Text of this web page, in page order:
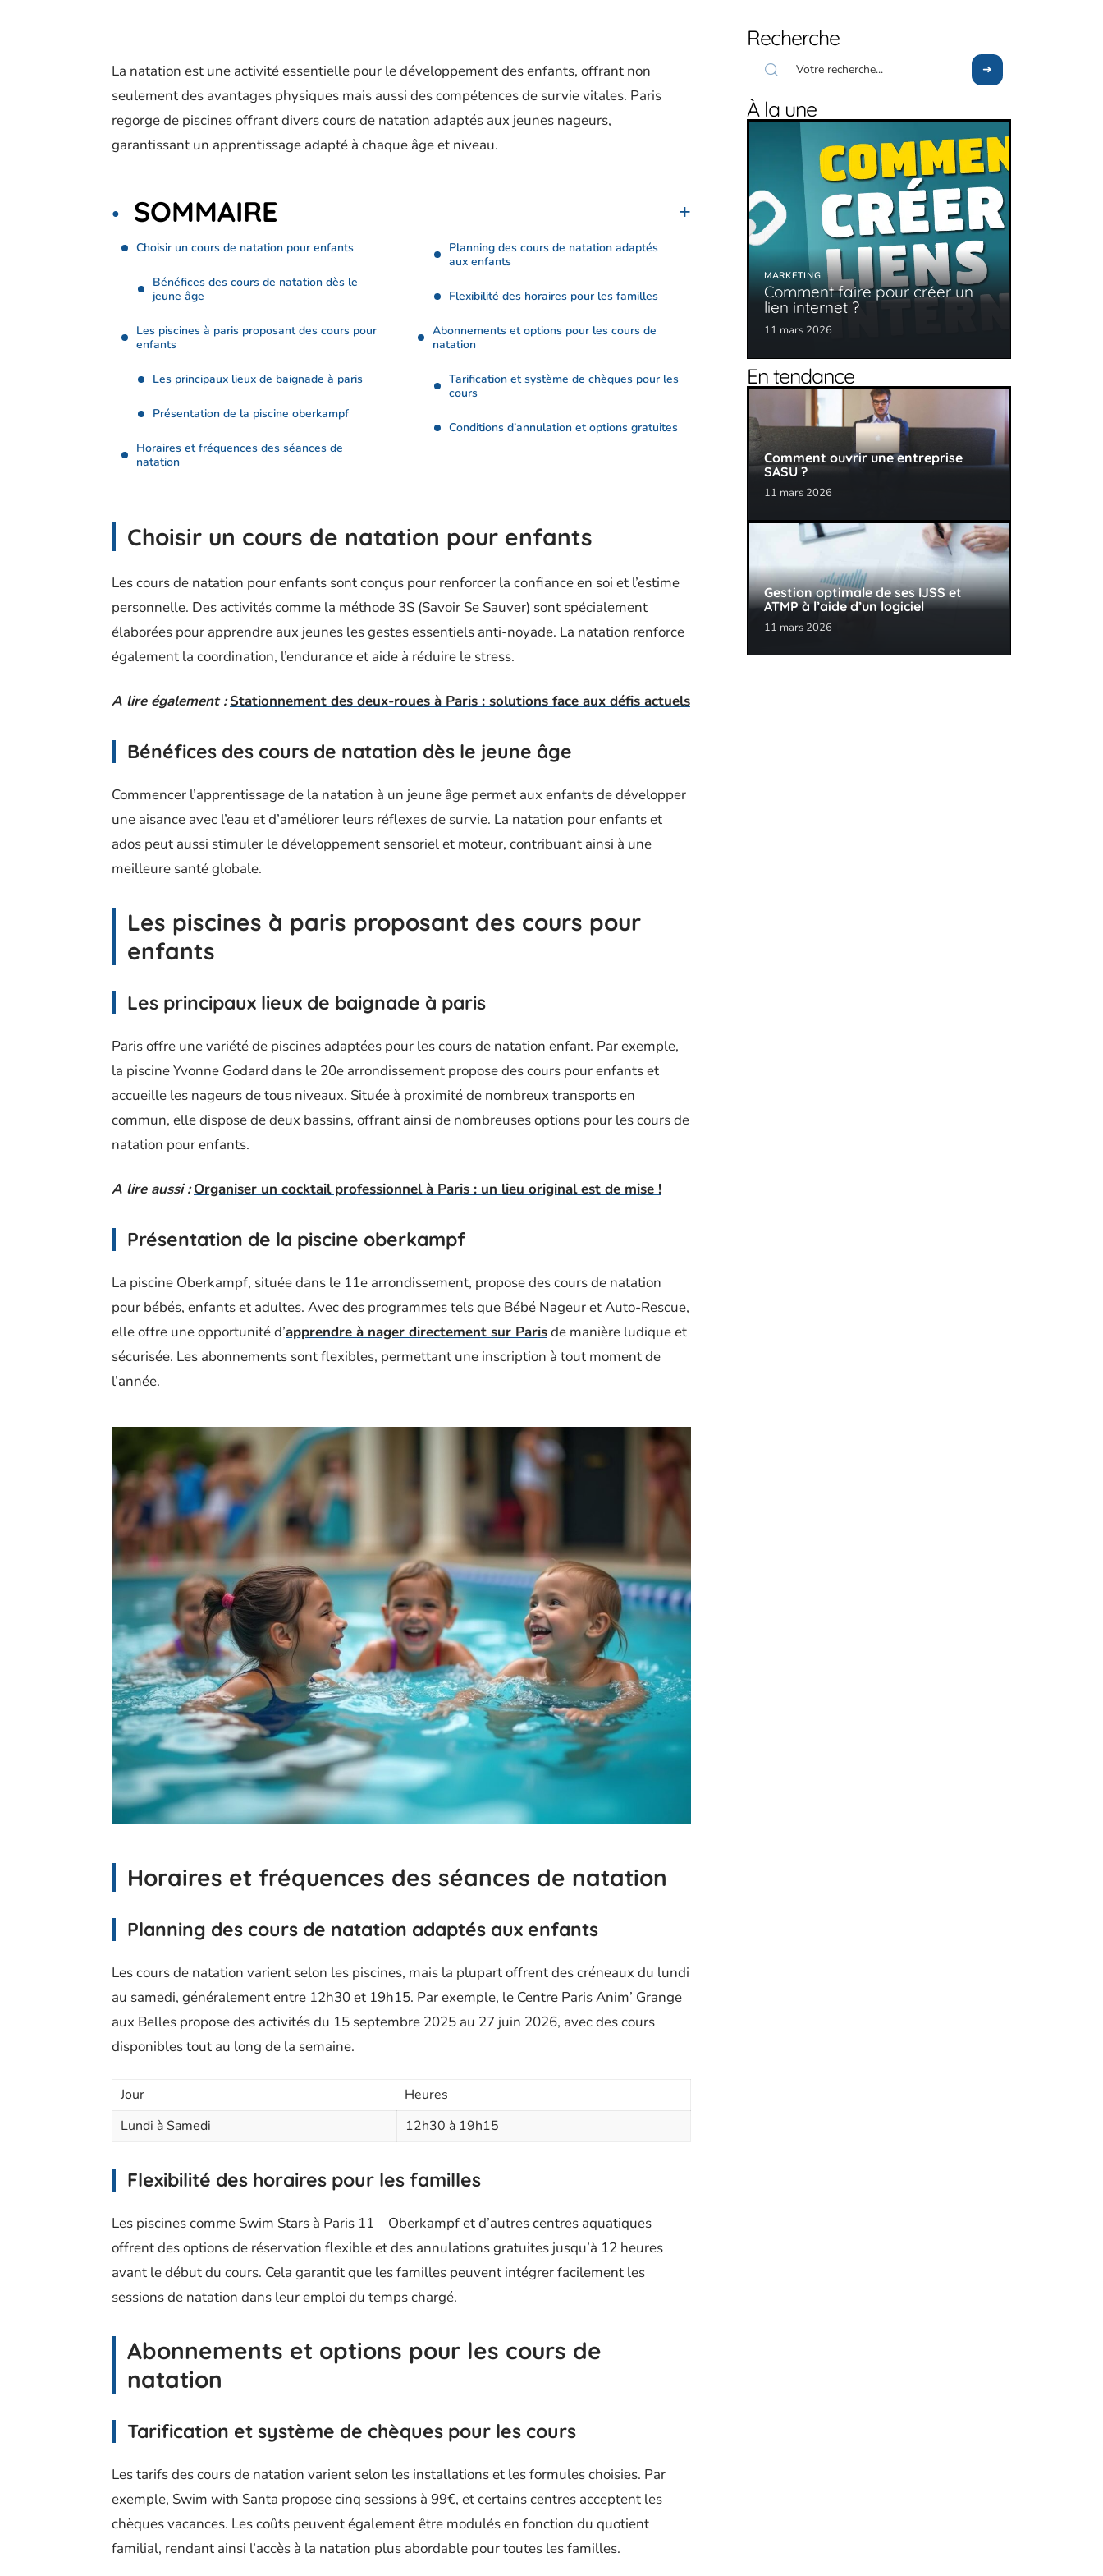
La natation est une activité essentielle pour le développement des enfants, offrant non
seulement des avantages physiques mais aussi des compétences de survie vitales. Paris
regorge de piscines offrant divers cours de natation adaptés aux jeunes nageurs,
garantissant un apprentissage adapté à chaque âge et niveau.
SOMMAIRE
Choisir un cours de natation pour enfants
Bénéfices des cours de natation dès le
jeune âge
Les piscines à paris proposant des cours pour
enfants
Les principaux lieux de baignade à paris
Présentation de la piscine oberkampf
Horaires et fréquences des séances de
natation
Planning des cours de natation adaptés
aux enfants
Flexibilité des horaires pour les familles
Abonnements et options pour les cours de
natation
Tarification et système de chèques pour les
cours
Conditions d’annulation et options gratuites
Choisir un cours de natation pour enfants
Les cours de natation pour enfants sont conçus pour renforcer la confiance en soi et l’estime
personnelle. Des activités comme la méthode 3S (Savoir Se Sauver) sont spécialement
élaborées pour apprendre aux jeunes les gestes essentiels anti-noyade. La natation renforce
également la coordination, l’endurance et aide à réduire le stress.
A lire également : Stationnement des deux-roues à Paris : solutions face aux défis actuels
Bénéfices des cours de natation dès le jeune âge
Commencer l’apprentissage de la natation à un jeune âge permet aux enfants de développer
une aisance avec l’eau et d’améliorer leurs réflexes de survie. La natation pour enfants et
ados peut aussi stimuler le développement sensoriel et moteur, contribuant ainsi à une
meilleure santé globale.
Les piscines à paris proposant des cours pour
enfants
Les principaux lieux de baignade à paris
Paris offre une variété de piscines adaptées pour les cours de natation enfant. Par exemple,
la piscine Yvonne Godard dans le 20e arrondissement propose des cours pour enfants et
accueille les nageurs de tous niveaux. Située à proximité de nombreux transports en
commun, elle dispose de deux bassins, offrant ainsi de nombreuses options pour les cours de
natation pour enfants.
A lire aussi : Organiser un cocktail professionnel à Paris : un lieu original est de mise !
Présentation de la piscine oberkampf
La piscine Oberkampf, située dans le 11e arrondissement, propose des cours de natation
pour bébés, enfants et adultes. Avec des programmes tels que Bébé Nageur et Auto-Rescue,
elle offre une opportunité d’apprendre à nager directement sur Parisde manière ludique et
sécurisée. Les abonnements sont flexibles, permettant une inscription à tout moment de
l’année.
Horaires et fréquences des séances de natation
Planning des cours de natation adaptés aux enfants
Les cours de natation varient selon les piscines, mais la plupart offrent des créneaux du lundi
au samedi, généralement entre 12h30 et 19h15. Par exemple, le Centre Paris Anim’ Grange
aux Belles propose des activités du 15 septembre 2025 au 27 juin 2026, avec des cours
disponibles tout au long de la semaine.
Jour
Heures
Lundi à Samedi
12h30 à 19h15
Flexibilité des horaires pour les familles
Les piscines comme Swim Stars à Paris 11 – Oberkampf et d’autres centres aquatiques
offrent des options de réservation flexible et des annulations gratuites jusqu’à 12 heures
avant le début du cours. Cela garantit que les familles peuvent intégrer facilement les
sessions de natation dans leur emploi du temps chargé.
Abonnements et options pour les cours de
natation
Tarification et système de chèques pour les cours
Les tarifs des cours de natation varient selon les installations et les formules choisies. Par
exemple, Swim with Santa propose cinq sessions à 99€, et certains centres acceptent les
chèques vacances. Les coûts peuvent également être modulés en fonction du quotient
familial, rendant ainsi l’accès à la natation plus abordable pour toutes les familles.
Recherche
À la une
MARKETING
Comment faire pour créer un
lien internet ?
11 mars 2026
En tendance
Comment ouvrir une entreprise
SASU ?
11 mars 2026
Gestion optimale de ses IJSS et
ATMP à l’aide d’un logiciel
11 mars 2026